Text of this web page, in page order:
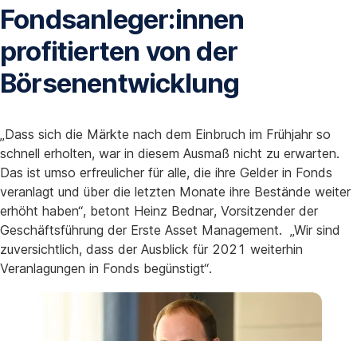
Fondsanleger:innen
profitierten von der
Börsenentwicklung
„Dass sich die Märkte nach dem Einbruch im Frühjahr so
schnell erholten, war in diesem Ausmaß nicht zu erwarten.
Das ist umso erfreulicher für alle, die ihre Gelder in Fonds
veranlagt und über die letzten Monate ihre Bestände weiter
erhöht haben“, betont Heinz Bednar, Vorsitzender der
Geschäftsführung der Erste Asset Management. „Wir sind
zuversichtlich, dass der Ausblick für 2021 weiterhin
Veranlagungen in Fonds begünstigt“.